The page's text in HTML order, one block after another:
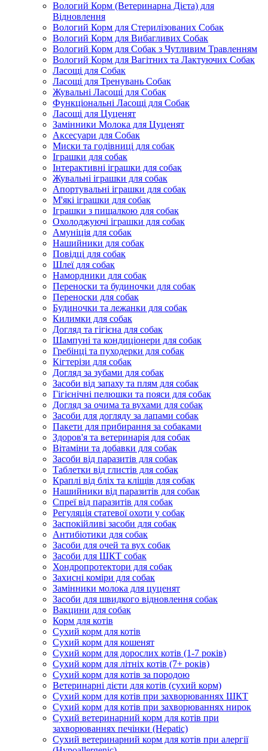
Вологий Корм (Ветеринарна Дієта) для
Відновлення
Вологий Корм для Стерилізованих Собак
Вологий Корм для Вибагливих Собак
Вологий Корм для Собак з Чутливим Травленням
Вологий Корм для Вагітних та Лактуючих Собак
Ласощі для Собак
Ласощі для Тренувань Собак
Жувальні Ласощі для Собак
Функціональні Ласощі для Собак
Ласощі для Цуценят
Замінники Молока для Цуценят
Аксесуари для Собак
Миски та годівниці для собак
Іграшки для собак
Інтерактивні іграшки для собак
Жувальні іграшки для собак
Апортувальні іграшки для собак
М'які іграшки для собак
Іграшки з пищалкою для собак
Охолоджуючі іграшки для собак
Амуніція для собак
Нашийники для собак
Повідці для собак
Шлеї для собак
Намордники для собак
Переноски та будиночки для собак
Переноски для собак
Будиночки та лежанки для собак
Килимки для собак
Догляд та гігієна для собак
Шампуні та кондиціонери для собак
Гребінці та пуходерки для собак
Кігтерізи для собак
Догляд за зубами для собак
Засоби від запаху та плям для собак
Гігієнічні пелюшки та пояси для собак
Догляд за очима та вухами для собак
Засоби для догляду за лапами собак
Пакети для прибирання за собаками
Здоров'я та ветеринарія для собак
Вітаміни та добавки для собак
Засоби від паразитів для собак
Таблетки від глистів для собак
Краплі від бліх та кліщів для собак
Нашийники від паразитів для собак
Спреї від паразитів для собак
Регуляція статевої охоти у собак
Заспокійливі засоби для собак
Антибіотики для собак
Засоби для очей та вух собак
Засоби для ШКТ собак
Хондропротектори для собак
Захисні коміри для собак
Замінники молока для цуценят
Засоби для швидкого відновлення собак
Вакцини для собак
Корм для котів
Сухий корм для котів
Сухий корм для кошенят
Сухий корм для дорослих котів (1-7 років)
Сухий корм для літніх котів (7+ років)
Сухий корм для котів за породою
Ветеринарні дієти для котів (сухий корм)
Сухий корм для котів при захворюваннях ШКТ
Сухий корм для котів при захворюваннях нирок
Сухий ветеринарний корм для котів при
захворюваннях печінки (Hepatic)
Сухий ветеринарний корм для котів при алергії